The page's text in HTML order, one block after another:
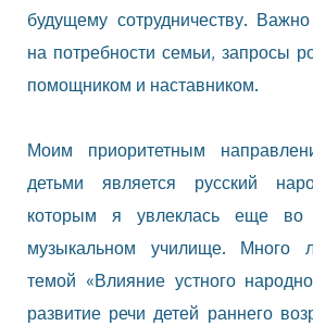
будущему сотрудничеству.
на потребности семьи, запросы
помощником и наставником.
Моим приоритетным
детьми является русский
которым я увлеклась еще
музыкальном училище. Много
темой «Влияние устного
развитие речи детей раннего